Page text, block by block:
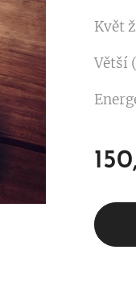
Květ
Větší